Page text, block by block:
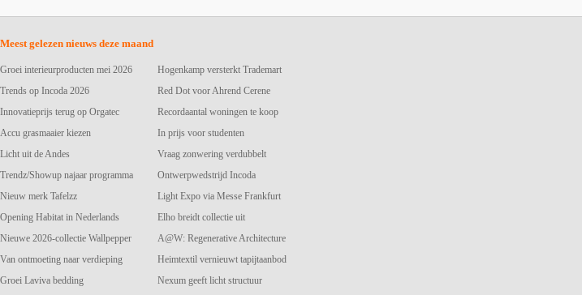
Meest gelezen nieuws deze maand
Groei interieurproducten mei 2026
Trends op Incoda 2026
Innovatieprijs terug op Orgatec
Accu grasmaaier kiezen
Licht uit de Andes
Trendz/Showup najaar programma
Nieuw merk Tafelzz
Opening Habitat in Nederlands
Nieuwe 2026-collectie Wallpepper
Van ontmoeting naar verdieping
Groei Laviva bedding
Hogenkamp versterkt Trademart
Red Dot voor Ahrend Cerene
Recordaantal woningen te koop
In prijs voor studenten
Vraag zonwering verdubbelt
Ontwerpwedstrijd Incoda
Light Expo via Messe Frankfurt
Elho breidt collectie uit
A@W: Regenerative Architecture
Heimtextil vernieuwt tapijtaanbod
Nexum geeft licht structuur